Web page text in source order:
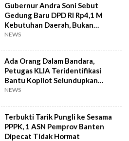
Gubernur Andra Soni Sebut
Gedung Baru DPD RI Rp4,1 M
Kebutuhan Daerah, Bukan
Senator
NEWS
Ada Orang Dalam Bandara,
Petugas KLIA Teridentifikasi
Bantu Kopilot Selundupkan
Ekstasi ke Indonesia
NEWS
Terbukti Tarik Pungli ke Sesama
PPPK, 1 ASN Pemprov Banten
Dipecat Tidak Hormat